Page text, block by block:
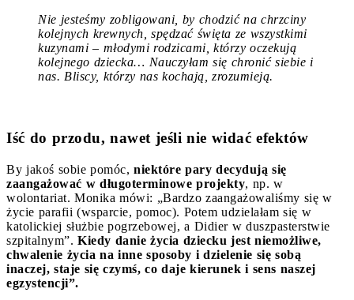
Nie jesteśmy zobligowani, by chodzić na chrzciny
kolejnych krewnych, spędzać święta ze wszystkimi
kuzynami – młodymi rodzicami, którzy oczekują
kolejnego dziecka… Nauczyłam się chronić siebie i
nas. Bliscy, którzy nas kochają, zrozumieją.
Iść do przodu, nawet jeśli nie widać efektów
By jakoś sobie pomóc, niektóre pary decydują się
zaangażować w długoterminowe projekty, np. w
wolontariat. Monika mówi: „Bardzo zaangażowaliśmy się w
życie parafii (wsparcie, pomoc). Potem udzielałam się w
katolickiej służbie pogrzebowej, a Didier w duszpasterstwie
szpitalnym”. Kiedy danie życia dziecku jest niemożliwe,
chwalenie życia na inne sposoby i dzielenie się sobą
inaczej, staje się czymś, co daje kierunek i sens naszej
egzystencji”.